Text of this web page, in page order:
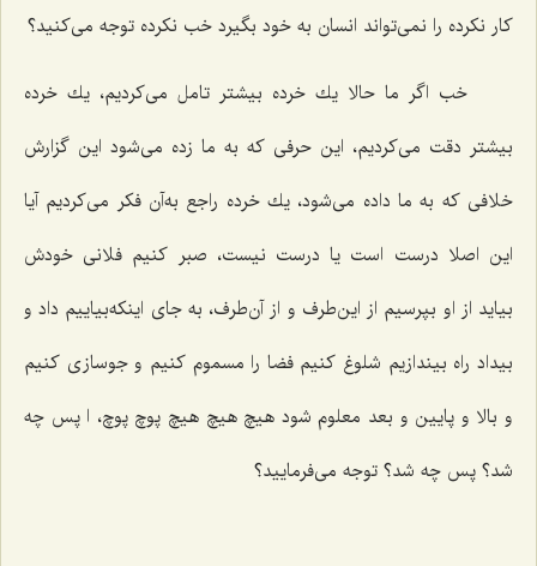
كار نكرده را نمی‌تواند انسان به خود بگیرد خب نكرده توجه می‌كنید؟
خب اگر ما حالا یك خرده بیشتر تامل می‌كردیم، یك خرده
بیشتر دقت می‌كردیم، این حرفی كه به ما زده می‌شود این گزارش
خلافی كه به ما داده می‌شود، یك خرده راجع به‌آن فكر می‌كردیم آیا
این اصلا درست است یا درست نیست، صبر كنیم فلانی خودش
بیاید از او بپرسیم از این‌طرف و از آن‌طرف، به جای اینكه‌بیاییم داد و
بیداد راه بیندازیم شلوغ كنیم فضا را مسموم كنیم و جوسازی كنیم
و بالا و پایین و بعد معلوم شود هیچ هیچ هیچ پوچ پوچ، ا پس چه
شد؟ پس چه شد؟ توجه می‌فرمایید؟